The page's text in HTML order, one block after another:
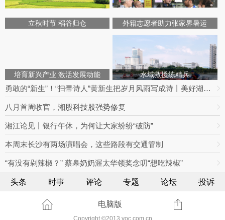
立秋时节 稻谷归仓 外籍志愿者助力张家界暑运
培育新兴产业 激活发展动能 水域救援练精兵
勇敢的“新生”！“扫帚诗人”黄新生把岁月风雨写成诗丨美好湖南推荐官
八月首周收官，湘股科技股强势修复
湘江论见丨银行午休，为何让大家纷纷“破防”
本周末长沙有两场演唱会，这些路段有交通管制
“有没有剁辣椒？” 蔡皋奶奶渥太华领奖念叨“想吃辣椒”
头条 时事 评论 专题 论坛 投诉
电脑版
Copyright ©2013 voc.com.cn